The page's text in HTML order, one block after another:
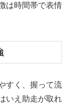
は時間帯で表情
すく、握って流
いえ助走が取れ